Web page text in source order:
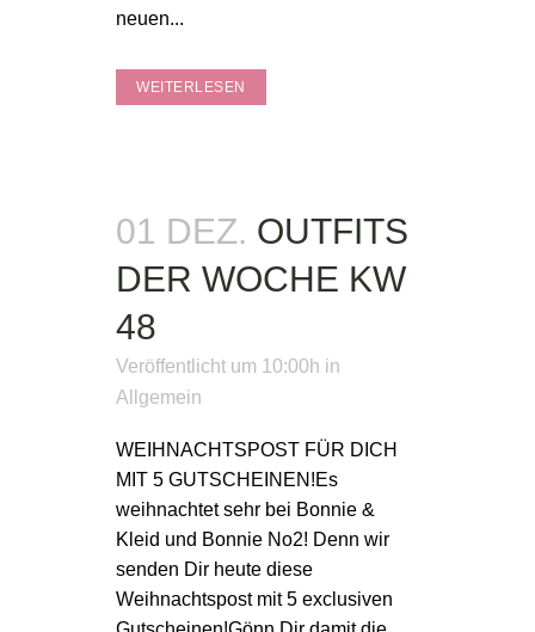
neuen...
WEITERLESEN
01 DEZ. OUTFITS
DER WOCHE KW
48
Veröffentlicht um 10:00h in
Allgemein
WEIHNACHTSPOST FÜR DICH
MIT 5 GUTSCHEINEN!Es
weihnachtet sehr bei Bonnie &
Kleid und Bonnie No2! Denn wir
senden Dir heute diese
Weihnachtspost mit 5 exclusiven